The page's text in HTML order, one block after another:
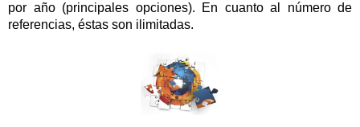
por año (principales opciones).
En cuanto al número de
referencias, éstas son ilimitadas.